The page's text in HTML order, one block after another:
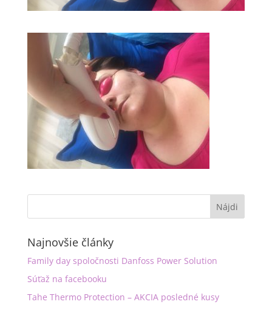
Najnovšie články
Family day spoločnosti Danfoss Power Solution
Súťaž na facebooku
Tahe Thermo Protection – AKCIA posledné kusy